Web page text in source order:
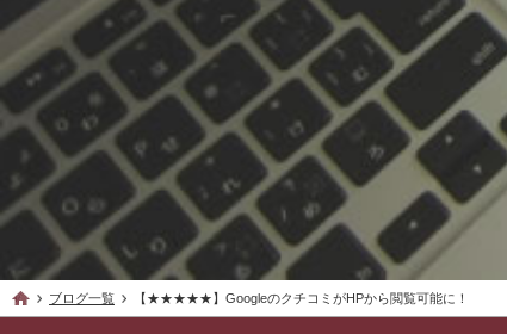
ブログ一覧 【★★★★★】GoogleのクチコミがHPから閲覧可能に！